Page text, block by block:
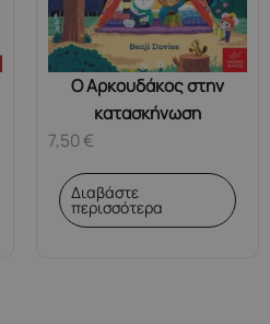
Ο Aρκουδάκος στην
κατασκήνωση
7,50€
Διαβάστε
περισσότερα